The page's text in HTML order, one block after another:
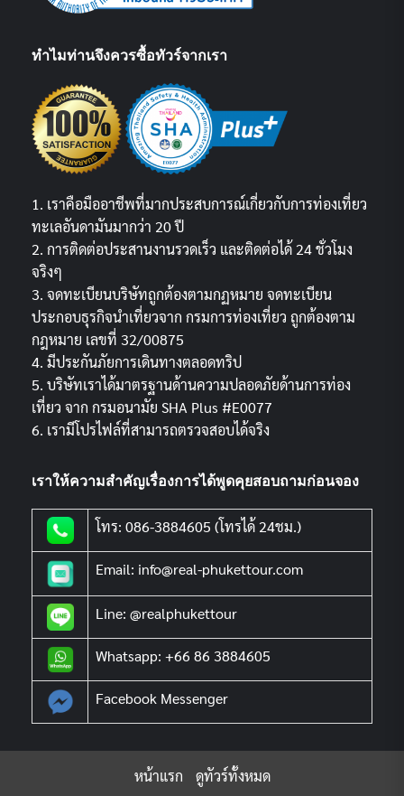
ทำไมท่านจึงควรซื้อทัวร์จากเรา
1. เราคือมืออาชีพที่มากประสบการณ์เกี่ยวกับการท่องเที่ยว
ทะเลอันดามันมากว่า 20 ปี
2. การติดต่อประสานงานรวดเร็ว และติดต่อได้ 24 ชั่วโมง
จริงๆ
3. จดทะเบียนบริษัทถูกต้องตามกฏหมาย จดทะเบียน
ประกอบธุรกิจนำเที่ยวจาก กรมการท่องเที่ยว ถูกต้องตาม
กฎหมาย เลขที่ 32/00875
4. มีประกันภัยการเดินทางตลอดทริป
5. บริษัทเราได้มาตรฐานด้านความปลอดภัยด้านการท่อง
เที่ยว จาก กรมอนามัย SHA Plus #E0077
6. เรามีโปรไฟล์ที่สามารถตรวจสอบได้จริง
เราให้ความสำคัญเรื่องการได้พูดคุยสอบถามก่อนจอง
โทร: 086-3884605 (โทรได้ 24ชม.)
Email: info@real-phukettour.com
Line: @realphukettour
Whatsapp: +66 86 3884605
Facebook Messenger
หน้าแรก ดูทัวร์ทั้งหมด